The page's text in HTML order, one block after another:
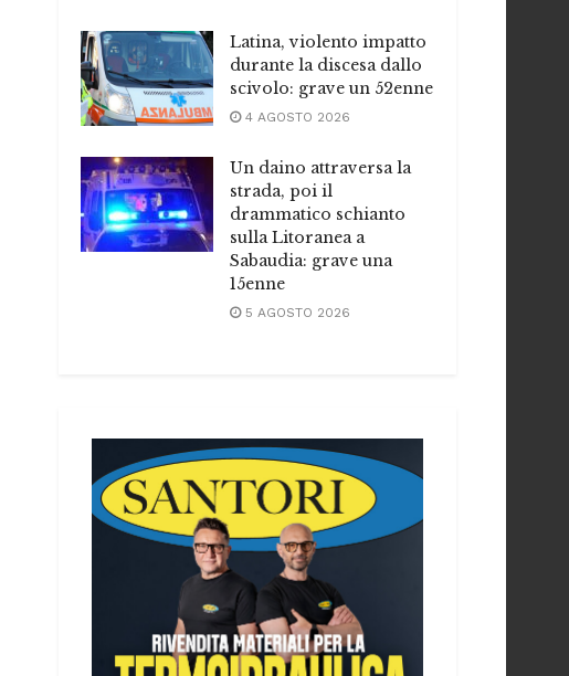
Latina, violento impatto
durante la discesa dallo
scivolo: grave un 52enne
4 AGOSTO 2026
Un daino attraversa la
strada, poi il
drammatico schianto
sulla Litoranea a
Sabaudia: grave una
15enne
5 AGOSTO 2026